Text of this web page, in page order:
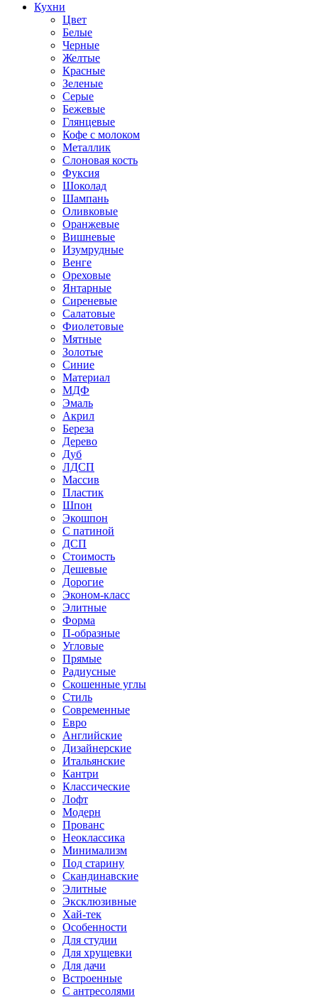
Кухни
Цвет
Белые
Черные
Желтые
Красные
Зеленые
Серые
Бежевые
Глянцевые
Кофе с молоком
Металлик
Слоновая кость
Фуксия
Шоколад
Шампань
Оливковые
Оранжевые
Вишневые
Изумрудные
Венге
Ореховые
Янтарные
Сиреневые
Салатовые
Фиолетовые
Мятные
Золотые
Синие
Материал
МДФ
Эмаль
Акрил
Береза
Дерево
Дуб
ЛДСП
Массив
Пластик
Шпон
Экошпон
С патиной
ДСП
Стоимость
Дешевые
Дорогие
Эконом-класс
Элитные
Форма
П-образные
Угловые
Прямые
Радиусные
Скошенные углы
Стиль
Современные
Евро
Английские
Дизайнерские
Итальянские
Кантри
Классические
Лофт
Модерн
Прованс
Неоклассика
Минимализм
Под старину
Скандинавские
Элитные
Эксклюзивные
Хай-тек
Особенности
Для студии
Для хрущевки
Для дачи
Встроенные
С антресолями